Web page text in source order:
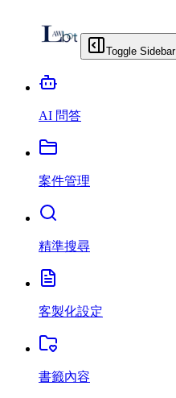
Toggle Sidebar
AI 問答
案件管理
精準搜尋
客製化設定
書籤內容